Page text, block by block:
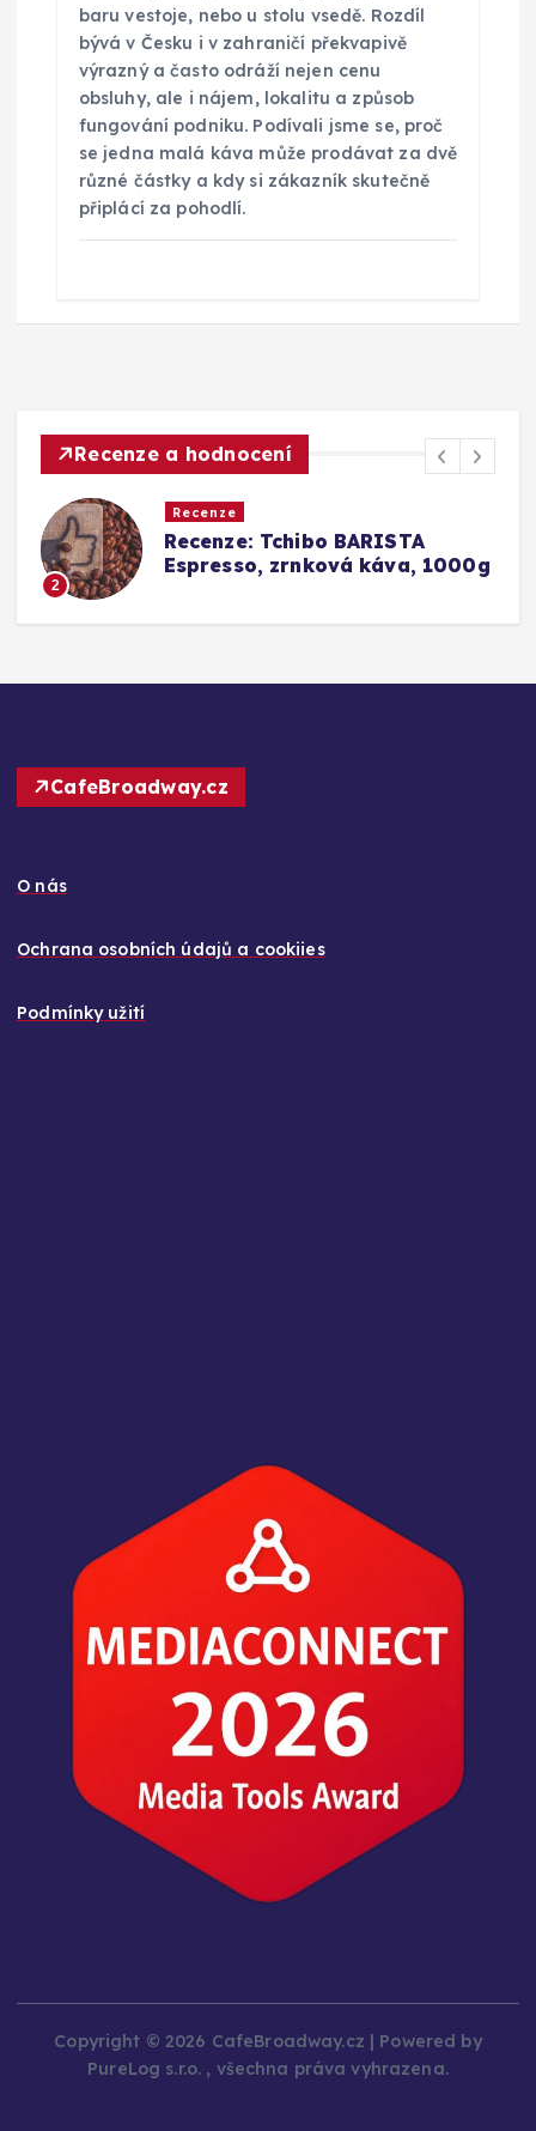
baru vestoje, nebo u stolu vsedě. Rozdíl
bývá v Česku i v zahraničí překvapivě
výrazný a často odráží nejen cenu
obsluhy, ale i nájem, lokalitu a způsob
fungování podniku. Podívali jsme se, proč
se jedna malá káva může prodávat za dvě
různé částky a kdy si zákazník skutečně
připlácí za pohodlí.
Recenze a hodnocení
3
Recenze
Srovnání a recenze: Tchibo
Barista Caffè Crema vs.
CafeBroadway.cz
O nás
Ochrana osobních údajů a cookiies
Podmínky užití
Copyright © 2026 CafeBroadway.cz | Powered by
PureLog s.r.o. , všechna práva vyhrazena.